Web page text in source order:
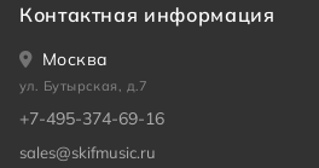
Контактная информация
Москва
ул. Бутырская, д.7
+7-495-374-69-16
sales@skifmusic.ru